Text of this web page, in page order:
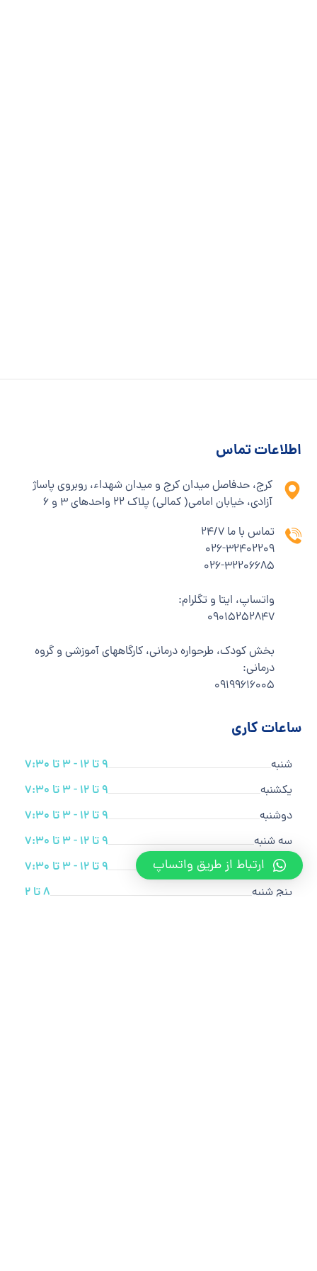
اطلاعات تماس
کرج، حدفاصل میدان کرج و میدان شهداء، روبروی پاساژ
آزادی، خیابان امامی( کمالی) پلاک ۲۲ واحدهای ۳ و ۶
تماس با ما 24/7
۰۲۶-۳۲۴۰۲۲۰۹
۰۲۶-۳۲۲۰۶۶۸۵
واتساپ، ایتا و تگلرام:
۰۹۰۱۵۲۵۲۸۴۷
بخش کودک، طرحواره درمانی، کارگاههای آموزشی و گروه
درمانی:
۰۹۱۹۹۶۱۶۰۰۵
ساعات کاری
شنبه
9 تا 12 - 3 تا 7:30
یکشنبه
9 تا 12 - 3 تا 7:30
دوشنبه
9 تا 12 - 3 تا 7:30
سه شنبه
9 تا 12 - 3 تا 7:30
چهارشنبه
9 تا 12 - 3 تا 7:30
پنج شنبه
8 تا 2
ارتباط از طریق واتساپ